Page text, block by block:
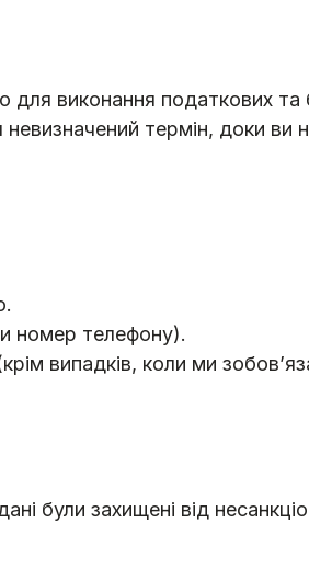
виконання податкових та
невизначений термін, доки ви
номер телефону).
випадків, коли ми
були захищені від